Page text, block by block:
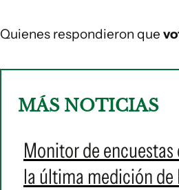
Quienes respondieron que
MÁS NOTICIAS
Monitor de
la última medición de